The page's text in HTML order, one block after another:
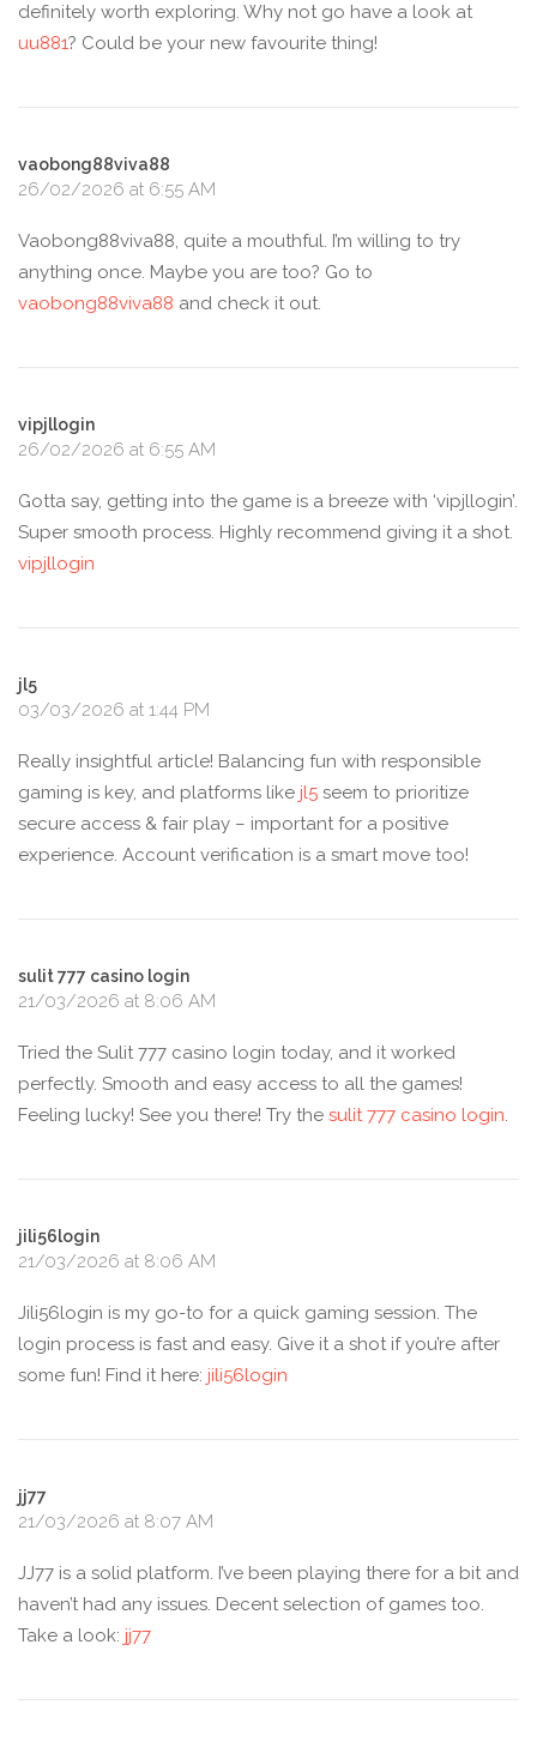
definitely worth exploring. Why not go have a look at
uu881? Could be your new favourite thing!
vaobong88viva88
26/02/2026 at 6:55 AM
Vaobong88viva88, quite a mouthful. I’m willing to try
anything once. Maybe you are too? Go to
vaobong88viva88 and check it out.
vipjllogin
26/02/2026 at 6:55 AM
Gotta say, getting into the game is a breeze with ‘vipjllogin’.
Super smooth process. Highly recommend giving it a shot.
vipjllogin
jl5
03/03/2026 at 1:44 PM
Really insightful article! Balancing fun with responsible
gaming is key, and platforms like jl5 seem to prioritize
secure access & fair play – important for a positive
experience. Account verification is a smart move too!
sulit 777 casino login
21/03/2026 at 8:06 AM
Tried the Sulit 777 casino login today, and it worked
perfectly. Smooth and easy access to all the games!
Feeling lucky! See you there! Try the sulit 777 casino login.
jili56login
21/03/2026 at 8:06 AM
Jili56login is my go-to for a quick gaming session. The
login process is fast and easy. Give it a shot if you’re after
some fun! Find it here: jili56login
jj77
21/03/2026 at 8:07 AM
JJ77 is a solid platform. I’ve been playing there for a bit and
haven’t had any issues. Decent selection of games too.
Take a look: jj77